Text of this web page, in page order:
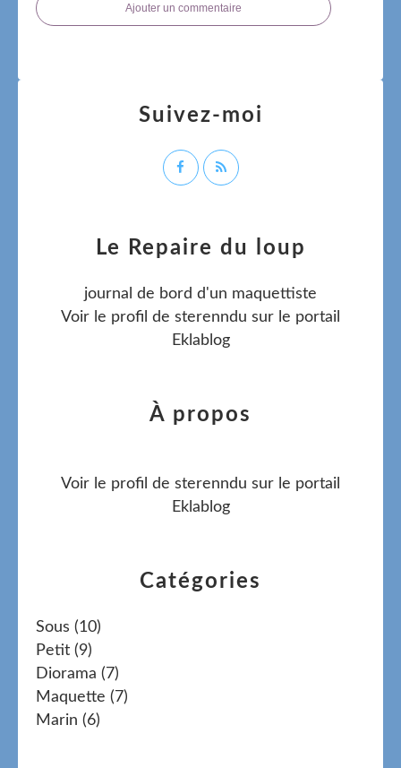
Ajouter un commentaire
Catégories
Sous (10)
Petit (9)
Diorama (7)
Maquette (7)
Marin (6)
Le Repaire du loup
journal de bord d'un maquettiste
Voir le profil de sterenndu sur le portail
Eklablog
Suivez-moi
À propos
Voir le profil de sterenndu sur le portail
Eklablog